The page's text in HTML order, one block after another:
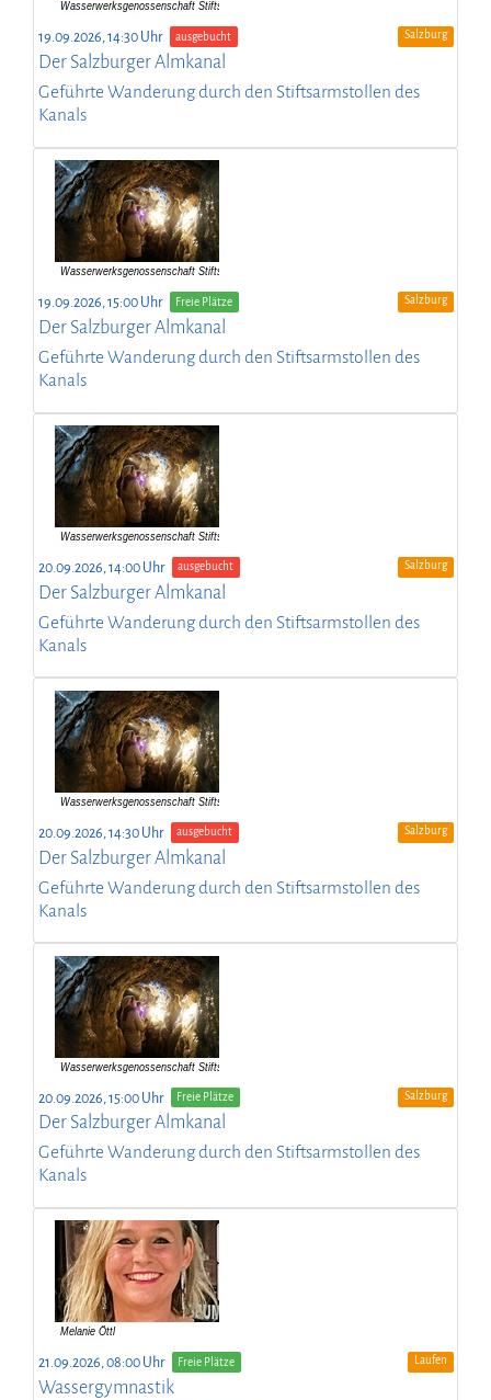
19.09.2026, 14:30 Uhr ausgebucht Salzburg
Der Salzburger Almkanal
Geführte Wanderung durch den Stiftsarmstollen des
Kanals
19.09.2026, 15:00 Uhr Freie Plätze Salzburg
Der Salzburger Almkanal
Geführte Wanderung durch den Stiftsarmstollen des
Kanals
20.09.2026, 14:00 Uhr ausgebucht Salzburg
Der Salzburger Almkanal
Geführte Wanderung durch den Stiftsarmstollen des
Kanals
20.09.2026, 14:30 Uhr ausgebucht Salzburg
Der Salzburger Almkanal
Geführte Wanderung durch den Stiftsarmstollen des
Kanals
20.09.2026, 15:00 Uhr Freie Plätze Salzburg
Der Salzburger Almkanal
Geführte Wanderung durch den Stiftsarmstollen des
Kanals
21.09.2026, 08:00 Uhr Freie Plätze Laufen
Wassergymnastik